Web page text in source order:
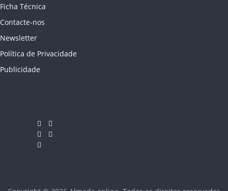
Ficha Técnica
Contacte-nos
Newsletter
Política de Privacidade
Publicidade